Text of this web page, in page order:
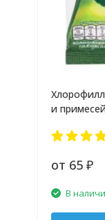
и примесей
от 65 ₽
В